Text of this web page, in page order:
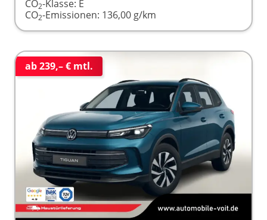
CO2-Klasse: E
CO2-Emissionen: 136,00 g/km
ab 239,– € mtl.